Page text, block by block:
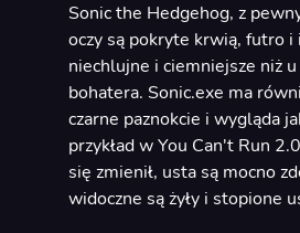
Sonic the Hedgehog, z
oczy są pokryte krwią, futro i
niechlujne i ciemniejsze niż
bohatera. Sonic.exe ma
czarne paznokcie i wygląda
przykład w You Can't Run
się zmienił, usta są mocno
widoczne są żyły i stopione